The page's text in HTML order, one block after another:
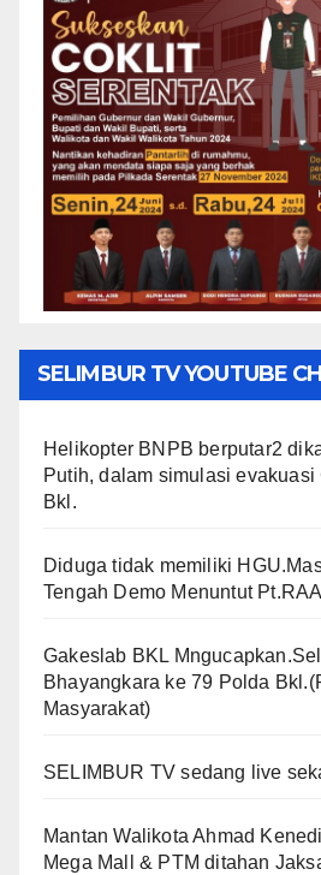
SELIMBUR TV YOUTUBE
Helikopter BNPB berputar2
Putih, dalam simulasi evakuasi
Bkl.
Diduga tidak memiliki
Tengah Demo Menuntut
Gakeslab BKL
Bhayangkara ke 79 Polda
Masyarakat)
SELIMBUR TV sedang live
Mantan Walikota Ahmad
Mega Mall & PTM ditahan